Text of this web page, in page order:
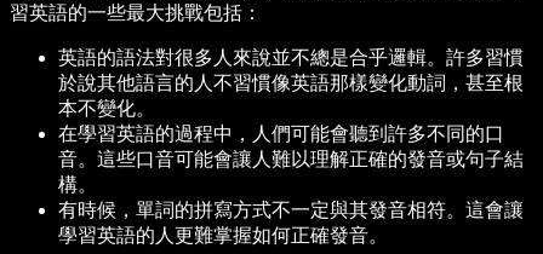
習英語的一些最大挑戰包括：
英語的語法對很多人來說並不總是合乎邏輯。許多習慣
於說其他語言的人不習慣像英語那樣變化動詞，甚至根
本不變化。
在學習英語的過程中，人們可能會聽到許多不同的口
音。這些口音可能會讓人難以理解正確的發音或句子結
構。
有時候，單詞的拼寫方式不一定與其發音相符。這會讓
學習英語的人更難掌握如何正確發音。